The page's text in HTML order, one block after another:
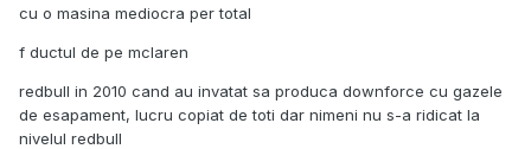
cu o masina mediocra per total
f ductul de pe mclaren
redbull in 2010 cand au invatat sa produca downforce cu gazele
de esapament, lucru copiat de toti dar nimeni nu s-a ridicat la
nivelul redbull